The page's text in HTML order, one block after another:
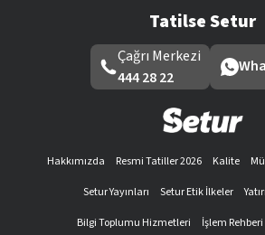
Tatilse Setur
Çağrı Merkezi
444 28 22
Hakkımızda Resmi Tatiller 2026 Kalite
Setur Yayınları
Setur Etik İlkeler
Bilgi Toplumu Hizmetleri
İşlem Rehberi